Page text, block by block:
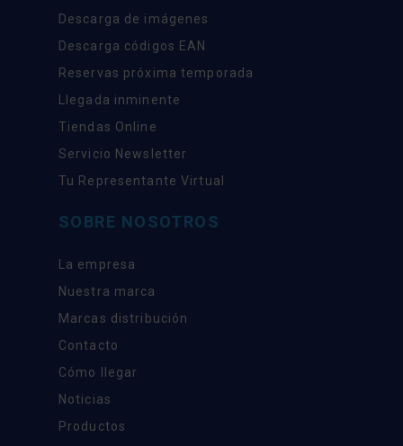
Descarga de imágenes
Descarga códigos EAN
Reservas próxima temporada
Llegada inminente
Tiendas Online
Servicio Newsletter
Tu Representante Virtual
SOBRE NOSOTROS
La empresa
Nuestra marca
Marcas distribución
Contacto
Cómo llegar
Noticias
Productos